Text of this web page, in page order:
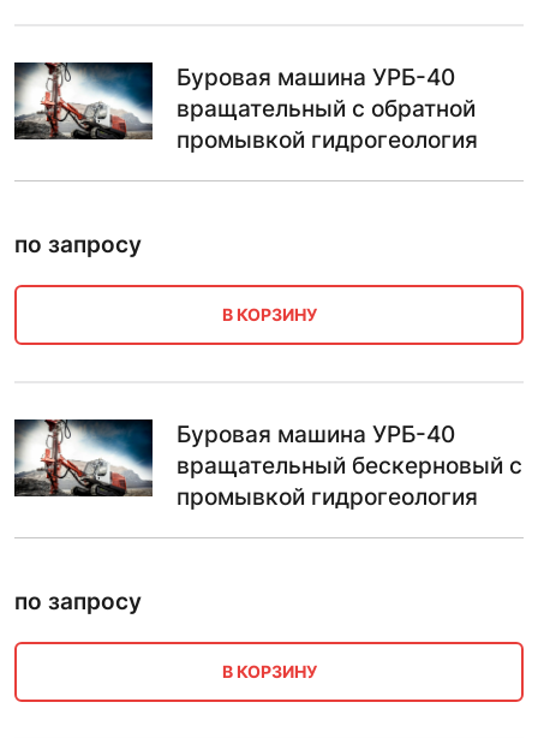
Буровая машина УРБ-40
вращательный с обратной
промывкой гидрогеология
по запросу
В КОРЗИНУ
Буровая машина УРБ-40
вращательный бескерновый с
промывкой гидрогеология
по запросу
В КОРЗИНУ